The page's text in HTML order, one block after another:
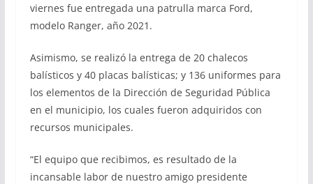
viernes fue entregada una patrulla marca Ford,
modelo Ranger, año 2021.
Asimismo, se realizó la entrega de 20 chalecos
balísticos y 40 placas balísticas; y 136 uniformes para
los elementos de la Dirección de Seguridad Pública
en el municipio, los cuales fueron adquiridos con
recursos municipales.
“El equipo que recibimos, es resultado de la
incansable labor de nuestro amigo presidente